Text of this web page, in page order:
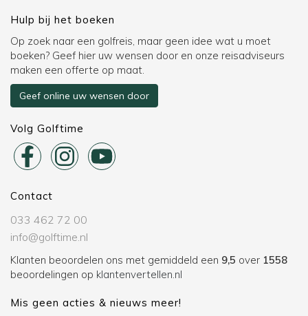
Hulp bij het boeken
Op zoek naar een golfreis, maar geen idee wat u moet
boeken? Geef hier uw wensen door en onze reisadviseurs
maken een offerte op maat.
Geef online uw wensen door
Volg Golftime
Contact
033 462 72 00
info@golftime.nl
Klanten beoordelen ons met gemiddeld een 9,5 over 1558
beoordelingen op klantenvertellen.nl
Mis geen acties & nieuws meer!